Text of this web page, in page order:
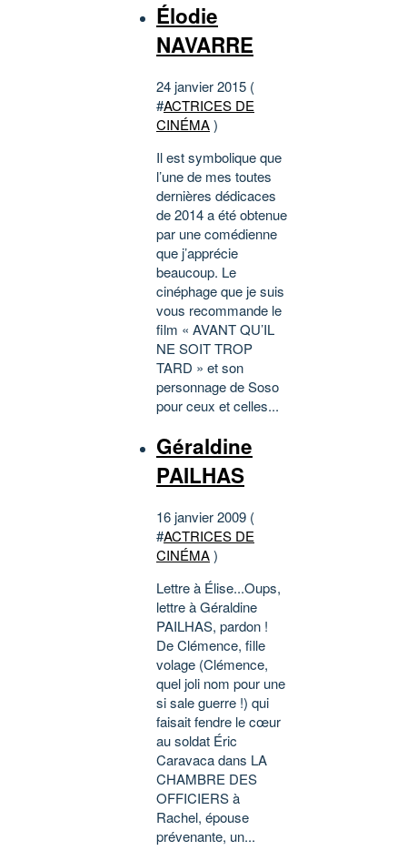
Élodie
NAVARRE
24 janvier 2015 (
#ACTRICES DE
CINÉMA)
Il est symbolique que
l’une de mes toutes
dernières dédicaces
de 2014 a été obtenue
par une comédienne
que j’apprécie
beaucoup. Le
cinéphage que je suis
vous recommande le
film « AVANT QU’IL
NE SOIT TROP
TARD » et son
personnage de Soso
pour ceux et celles...
Géraldine
PAILHAS
16 janvier 2009 (
#ACTRICES DE
CINÉMA)
Lettre à Élise...Oups,
lettre à Géraldine
PAILHAS, pardon !
De Clémence, fille
volage (Clémence,
quel joli nom pour une
si sale guerre !) qui
faisait fendre le cœur
au soldat Éric
Caravaca dans LA
CHAMBRE DES
OFFICIERS à
Rachel, épouse
prévenante, un...